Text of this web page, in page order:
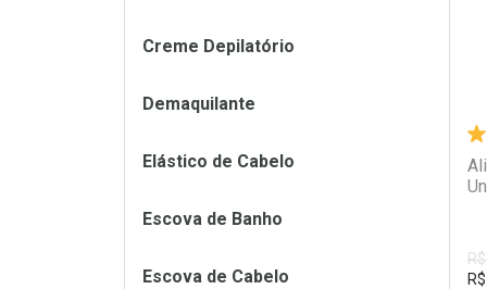
R$
Creme Depilatório
Demaquilante
Elástico de Cabelo
Escova de Banho
Escova de Cabelo